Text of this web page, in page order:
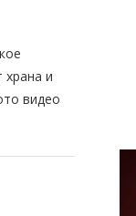
храна и
видео